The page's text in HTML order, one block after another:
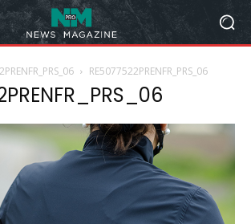
RE5077522PRENFR_PRS_06